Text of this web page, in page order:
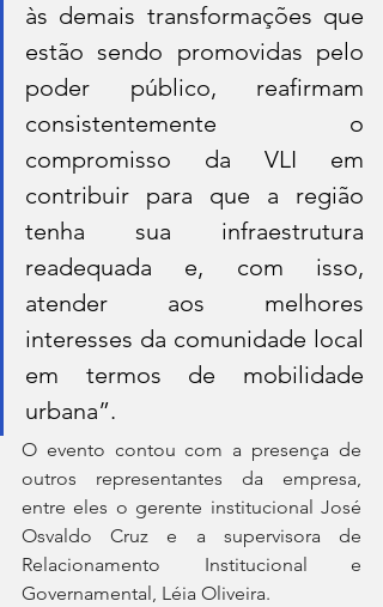
às demais transformações que
estão sendo promovidas pelo
poder público, reafirmam
consistentemente o
compromisso da VLI em
contribuir para que a região
tenha sua infraestrutura
readequada e, com isso,
atender aos melhores
interesses da comunidade local
em termos de mobilidade
urbana”.
O evento contou com a presença de
outros representantes da empresa,
entre eles o gerente institucional José
Osvaldo Cruz e a supervisora de
Relacionamento Institucional e
Governamental, Léia Oliveira.